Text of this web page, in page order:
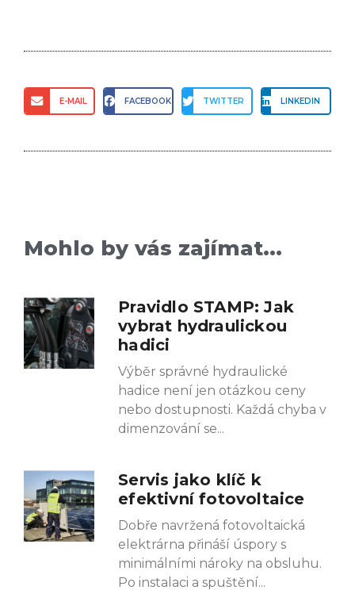
E-MAIL FACEBOOK TWITTER LINKEDIN
Mohlo by vás zajímat...
Pravidlo STAMP: Jak
vybrat hydraulickou
hadici
Výběr správné hydraulické
hadice není jen otázkou ceny
nebo dostupnosti. Každá chyba v
dimenzování se
Servis jako klíč k
efektivní fotovoltaice
Dobře navržená fotovoltaická
elektrárna přináší úspory s
minimálními nároky na obsluhu.
Po instalaci a spuštění